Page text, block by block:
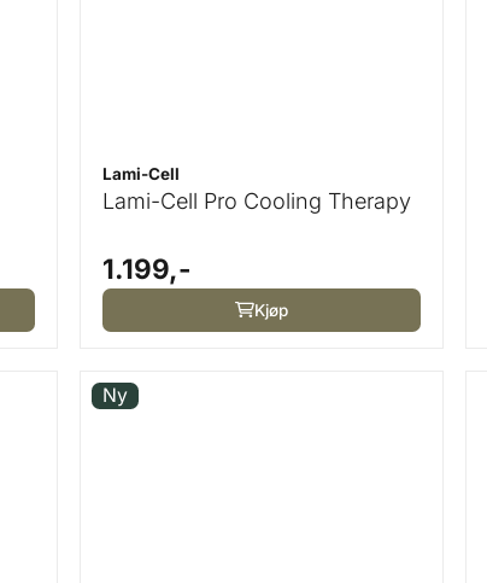
Lami-Cell
Lami-Cell Pro Cooling Therapy
1.199,-
Kjøp
Ny